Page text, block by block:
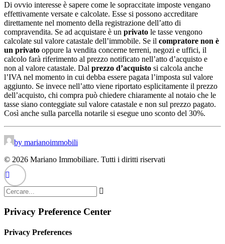
Di ovvio interesse è sapere come le sopraccitate imposte vengano
effettivamente versate e calcolate. Esse si possono accreditare
direttamente nel momento della registrazione dell’atto di
compravendita. Se ad acquistare è un privato le tasse vengono
calcolate sul valore catastale dell’immobile. Se il compratore non è
un privato oppure la vendita concerne terreni, negozi e uffici, il
calcolo farà riferimento al prezzo notificato nell’atto d’acquisto e
non al valore catastale. Dal prezzo d’acquisto si calcola anche
l’IVA nel momento in cui debba essere pagata l’imposta sul valore
aggiunto. Se invece nell’atto viene riportato esplicitamente il prezzo
dell’acquisto, chi compra può chiedere chiaramente al notaio che le
tasse siano conteggiate sul valore catastale e non sul prezzo pagato.
Così anche sulla parcella notarile si esegue uno sconto del 30%.
by marianoimmobili
© 2026 Mariano Immobiliare. Tutti i diritti riservati
Privacy Preference Center
Privacy Preferences